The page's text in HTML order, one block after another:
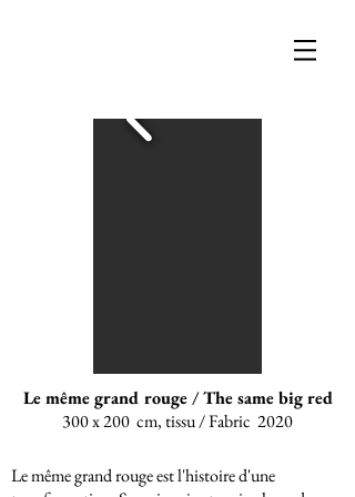
Le même grand rouge / The same big red
300 x 200 cm, tissu / Fabric 2020
Le même grand rouge est l'histoire d'une